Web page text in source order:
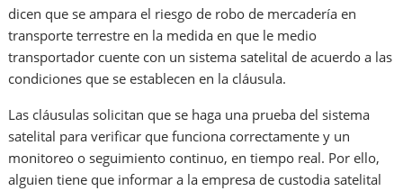
dicen que se ampara el riesgo de robo de mercadería en
transporte terrestre en la medida en que le medio
transportador cuente con un sistema satelital de acuerdo a las
condiciones que se establecen en la cláusula.
Las cláusulas solicitan que se haga una prueba del sistema
satelital para verificar que funciona correctamente y un
monitoreo o seguimiento continuo, en tiempo real. Por ello,
alguien tiene que informar a la empresa de custodia satelital